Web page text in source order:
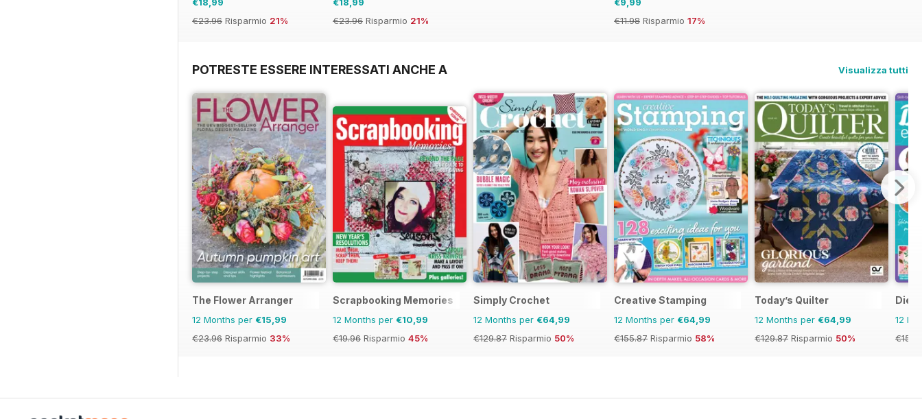
€23.96 Risparmio 21%
€23.96 Risparmio 21%
€11.98 Risparmio 17%
POTRESTE ESSERE INTERESSATI ANCHE A Visualizza tutti
The Flower Arranger
12 Months per €15,99
€23.96 Risparmio 33%
Scrapbooking Memories
12 Months per €10,99
€19.96 Risparmio 45%
Simply Crochet
12 Months per €64,99
€129.87 Risparmio 50%
Creative Stamping
12 Months per €64,99
€155.87 Risparmio 58%
Today’s Quilter
12 Months per €64,99
€129.87 Risparmio 50%
Die-
12